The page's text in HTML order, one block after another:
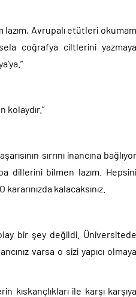
Avrupalı etütleri okumam
coğrafya ciltlerini yazmaya
kolaydır.”
sırrını inancına bağlıyor
dillerini bilmen lazım. Hepsini
kalacaksınız.
bir şey değildi. Üniversitede
varsa o sizi yapıcı olmaya
kıskançlıkları ile karşı karşıya